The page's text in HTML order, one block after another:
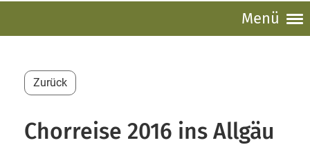
Menü
Zurück
Chorreise 2016 ins Allgäu